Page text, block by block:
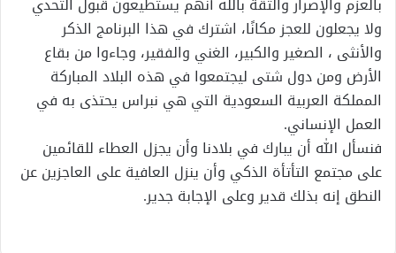
ولا يجعلون للعجز مكانًا، اشترك في هذا البرنامج الذكر
والأنثى ، الصغير والكبير، الغني والفقير، وجاءوا من بقاع
الأرض ومن دول شتى ليجتمعوا في هذه البلاد المباركة
المملكة العربية السعودية التي هي نبراس يحتذى به في
العمل الإنساني.
فنسأل الله أن يبارك في بلادنا وأن يجزل العطاء للقائمين
على مجتمع التأتأة الذكي وأن ينزل العافية على العاجزين عن
النطق إنه بذلك قدير وعلى الإجابة جدير.